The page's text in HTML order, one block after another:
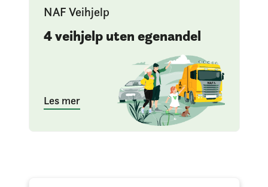
NAF Veihjelp
4 veihjelp uten egenandel
Les mer